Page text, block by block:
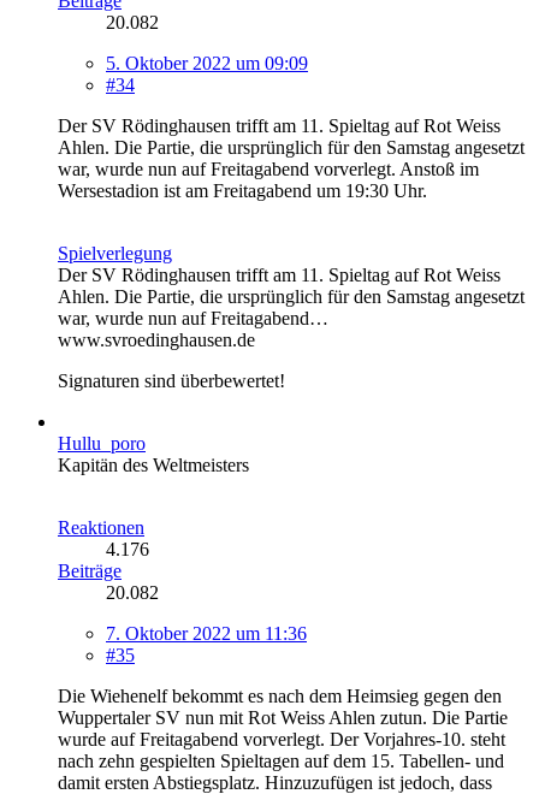
20.082
5. Oktober 2022 um 09:09
#34
Der SV Rödinghausen trifft am 11. Spieltag auf Rot Weiss
Ahlen. Die Partie, die ursprünglich für den Samstag angesetzt
war, wurde nun auf Freitagabend vorverlegt. Anstoß im
Wersestadion ist am Freitagabend um 19:30 Uhr.
Spielverlegung
Der SV Rödinghausen trifft am 11. Spieltag auf Rot Weiss
Ahlen. Die Partie, die ursprünglich für den Samstag angesetzt
war, wurde nun auf Freitagabend…
www.svroedinghausen.de
Signaturen sind überbewertet!
Hullu_poro
Kapitän des Weltmeisters
Reaktionen
4.176
Beiträge
20.082
7. Oktober 2022 um 11:36
#35
Die Wiehenelf bekommt es nach dem Heimsieg gegen den
Wuppertaler SV nun mit Rot Weiss Ahlen zutun. Die Partie
wurde auf Freitagabend vorverlegt. Der Vorjahres-10. steht
nach zehn gespielten Spieltagen auf dem 15. Tabellen- und
damit ersten Abstiegsplatz. Hinzuzufügen ist jedoch, dass